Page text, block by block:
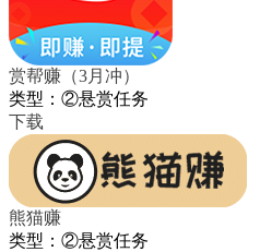
赏帮赚（3月冲）
类型：②悬赏任务
下载
熊猫赚
类型：②悬赏任务